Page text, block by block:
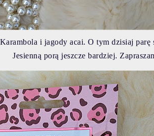
i jagody acai. O tym dzisiaj parę
Jesienną porą jeszcze bardziej.